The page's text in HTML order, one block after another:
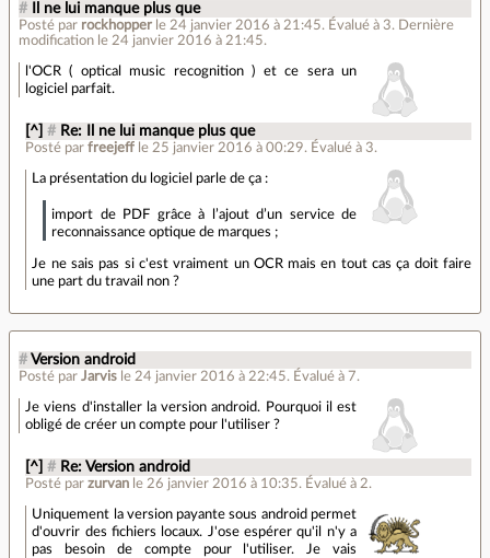
# Il ne lui manque plus que
Posté par rockhopper le 24 janvier 2016 à 21:45. Évalué à 3. Dernière
modification le 24 janvier 2016 à 21:45.
l'OCR ( optical music recognition ) et ce sera un
logiciel parfait.
[^] # Re: Il ne lui manque plus que
Posté parfreejeff le 25 janvier 2016 à 00:29. Évalué à 3.
La présentation du logiciel parle de ça :
import de PDF grâce à l’ajout d’un service de
reconnaissance optique de marques ;
Je ne sais pas si c'est vraiment un OCR mais en tout cas ça doit faire
une part du travail non ?
# Version android
Posté par Jarvis le 24 janvier 2016 à 22:45. Évalué à 7.
Je viens d'installer la version android. Pourquoi il est
obligé de créer un compte pour l'utiliser ?
[^] # Re: Version android
Posté parzurvan le 26 janvier 2016 à 10:35. Évalué à 2.
Uniquement la version payante sous android permet
d'ouvrir des fichiers locaux. J'ose espérer qu'il n'y a
pas besoin de compte pour l'utiliser. Je vais